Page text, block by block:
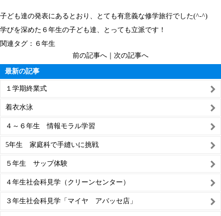
子ども達の発表にあるとおり、とても有意義な修学旅行でした(^-^)
学びを深めた６年生の子ども達、とっても立派です！
関連タグ： ６年生
前の記事へ
次の記事へ
最新の記事
１学期終業式
着衣水泳
４～６年生 情報モラル学習
5年生 家庭科で手縫いに挑戦
５年生 サップ体験
４年生社会科見学（クリーンセンター）
３年生社会科見学「マイヤ アバッセ店」